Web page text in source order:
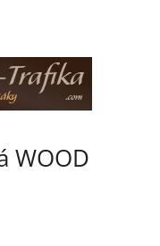
WOOD